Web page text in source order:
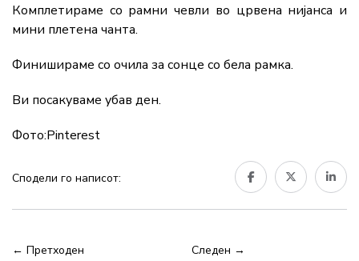
Комплетираме со рамни чевли во црвена нијанса и
мини плетена чанта.
Финишираме со очила за сонце со бела рамка.
Ви посакуваме убав ден.
Фото:Pinterest
Сподели го написот:
← Претходен Следен →